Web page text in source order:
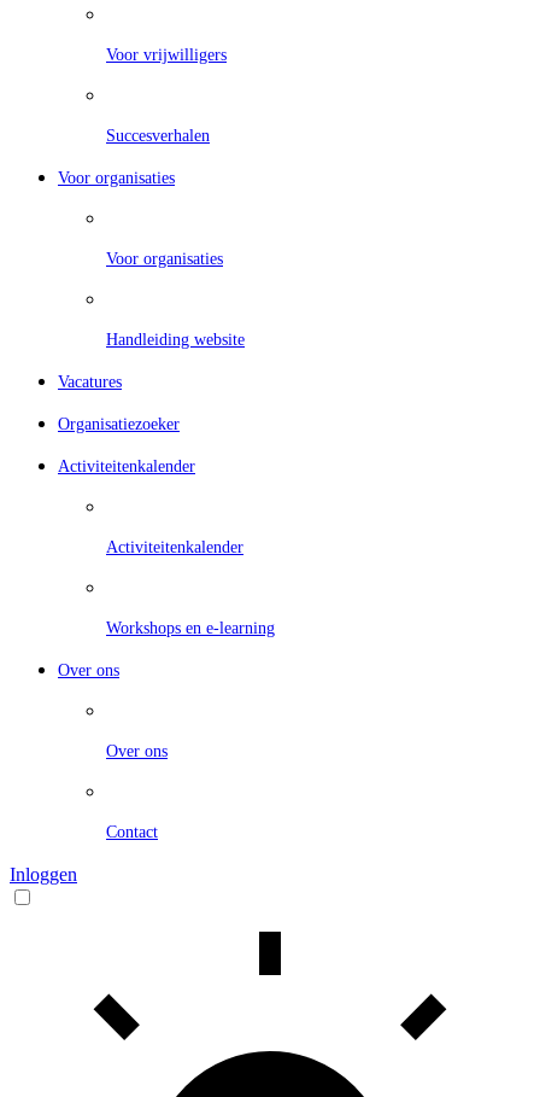
Voor vrijwilligers
Succesverhalen
Voor organisaties
Voor organisaties
Handleiding website
Vacatures
Organisatiezoeker
Activiteitenkalender
Activiteitenkalender
Workshops en e-learning
Over ons
Over ons
Contact
Inloggen